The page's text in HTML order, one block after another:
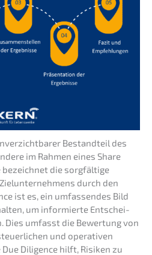
Bestand­teil des
im Rahmen eines Share
bezeich­net die sorgfäl­ti­ge
durch den
ist es, ein umfas­sen­des Bild
um infor­mier­te Entschei­
Dies umfasst die Bewer­tung von
und opera­ti­ven
Diligence hilft, Risiken zu